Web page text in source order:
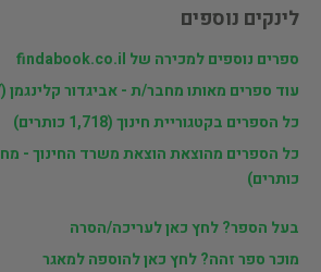
לינקים נוספים
ספרים נוספים למכירה של findabook.co.il
עוד ספרים מאותו מחבר/ת - אביגדור קלינגמן (7 כותרים)
כל הספרים בקטגוריית חינוך (1,718 כותרים)
כותרים)
בעל הספר? לחץ כאן לעריכה/הסרה
מוכר ספר זהה? לחץ כאן להוספה למאגר